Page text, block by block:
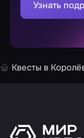
Узнать
Квесты в